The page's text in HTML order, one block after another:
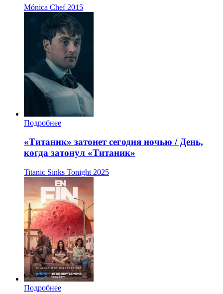
Mónica Chef 2015
Подробнее
«Титаник» затонет сегодня ночью / День,
когда затонул «Титаник»
Titanic Sinks Tonight 2025
Подробнее